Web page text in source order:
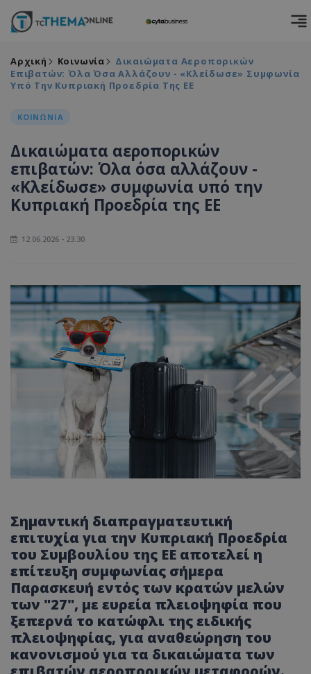
Αρχική Κοινωνία
Δικαιώματα Αεροπορικών
Επιβατών: Όλα Όσα Αλλάζουν - «Κλείδωσε» Συμφωνία
Υπό Την Κυπριακή Προεδρία Της ΕΕ
ΚΟΙΝΩΝΙΑ
Δικαιώματα αεροπορικών
επιβατών: Όλα όσα αλλάζουν -
«Κλείδωσε» συμφωνία υπό την
Κυπριακή Προεδρία της ΕΕ
12.06.2026 - 23:30
Σημαντική διαπραγματευτική
επιτυχία για την Κυπριακή Προεδρία
του Συμβουλίου της ΕΕ αποτελεί η
επίτευξη συμφωνίας σήμερα
Παρασκευή εντός των κρατών μελών
των "27", με ευρεία πλειοψηφία που
ξεπερνά το κατώφλι της ειδικής
πλειοψηφίας, για αναθεώρηση του
κανονισμού για τα δικαιώματα των